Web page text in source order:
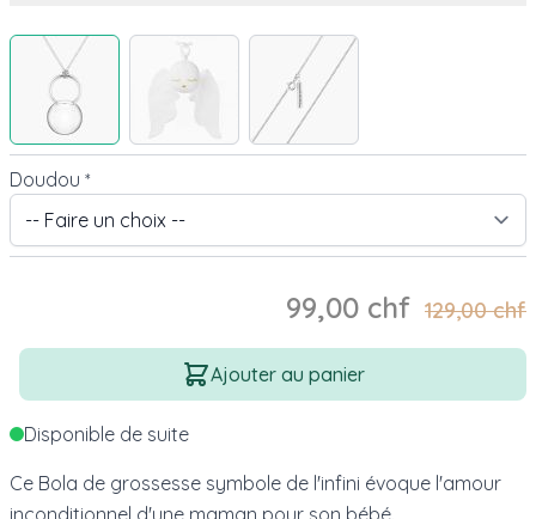
View larger imageView larger imageView larger image
Doudou *
129,00 chf
99,00 chf
Quantité
Ajouter au panier
Disponible de suite
Ce Bola de grossesse symbole de l'infini évoque l'amour
inconditionnel d'une maman pour son bébé.